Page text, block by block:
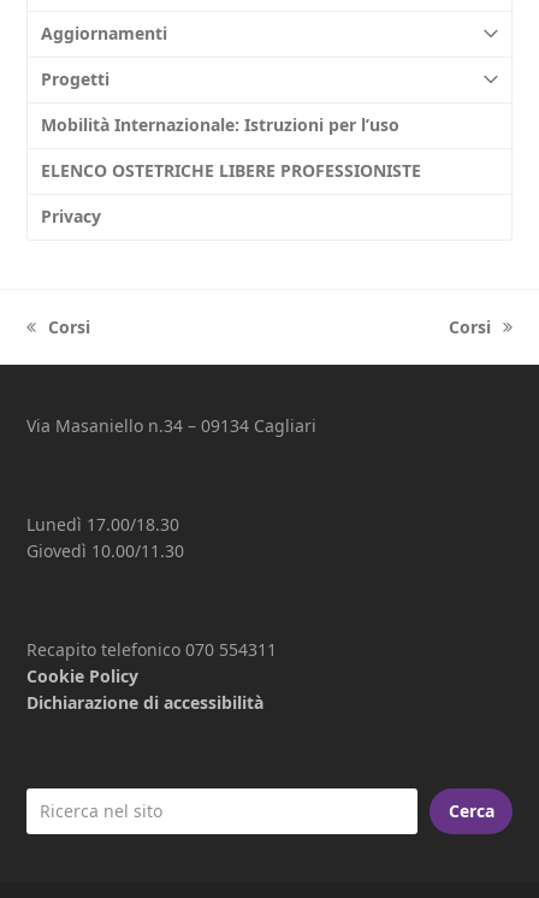
Aggiornamenti
Progetti
Mobilità Internazionale: Istruzioni per l’uso
ELENCO OSTETRICHE LIBERE PROFESSIONISTE
Privacy
previous
post:
Corsi
next
post:
Corsi
Via Masaniello n.34 – 09134 Cagliari
Lunedì 17.00/18.30
Giovedì 10.00/11.30
Recapito telefonico 070 554311
Cookie Policy
Dichiarazione di accessibilità
Cerca